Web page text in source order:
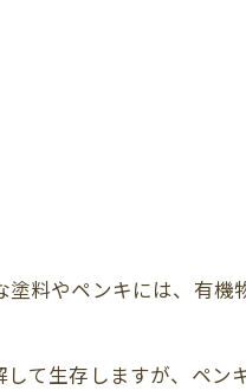
料やペンキには、有機
て生存しますが、ペン